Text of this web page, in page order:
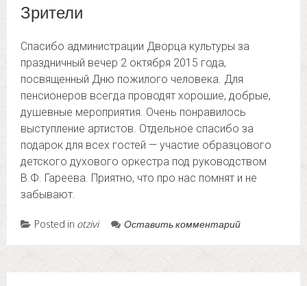
Зрители
Спасибо администрации Дворца культуры за
праздничный вечер 2 октября 2015 года,
посвященный Дню пожилого человека. Для
пенсионеров всегда проводят хорошие, добрые,
душевные мероприятия. Очень понравилось
выступление артистов. Отдельное спасибо за
подарок для всех гостей — участие образцового
детского духового оркестра под руководством
В.Ф. Гареева. Приятно, что про нас помнят и не
забывают.
Posted in otzivi Оставить комментарий